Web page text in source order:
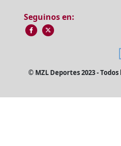
Seguinos en:
© MZL Deportes 2023 -